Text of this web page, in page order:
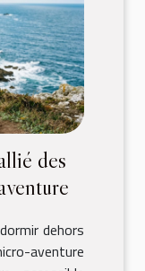
des
dehors
aventure